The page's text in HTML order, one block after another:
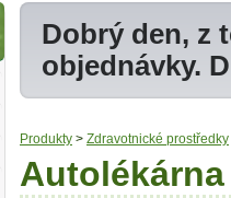
Dobrý den, z
objednávky.
Produkty > Zdravotnické prostředky